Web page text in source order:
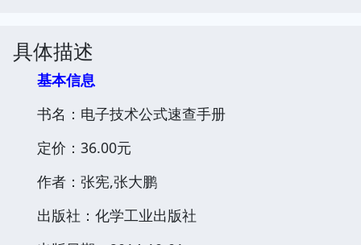
具体描述
基本信息
书名：电子技术公式速查手册
定价：36.00元
作者：张宪,张大鹏
出版社：化学工业出版社